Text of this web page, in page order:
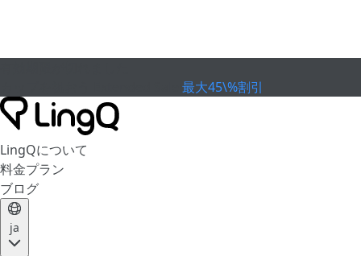
最大45\%割引
LingQについて
料金プラン
ブログ
ja